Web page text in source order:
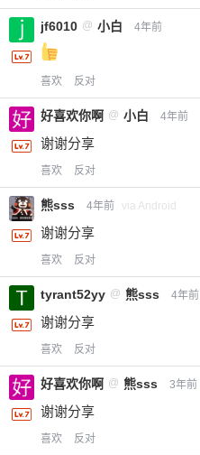
jf6010 @ 小白 4年前
喜欢 反对
好喜欢你啊 @ 小白 4年前
谢谢分享
喜欢 反对
熊sss 4年前 via Android
谢谢分享
喜欢 反对
tyrant52yy @ 熊sss 4年前
谢谢分享
喜欢 反对
好喜欢你啊 @ 熊sss 3年前
谢谢分享
喜欢 反对